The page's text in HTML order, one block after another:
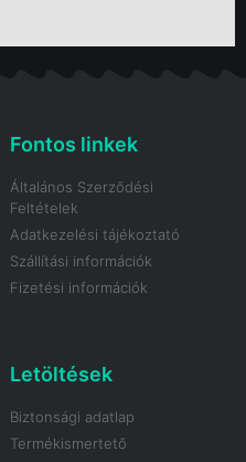
Fontos linkek
Általános Szerződési
Feltételek
Adatkezelési tájékoztató
Szállítási információk
Fizetési információk
Letöltések
Biztonsági adatlap
Termékismertető